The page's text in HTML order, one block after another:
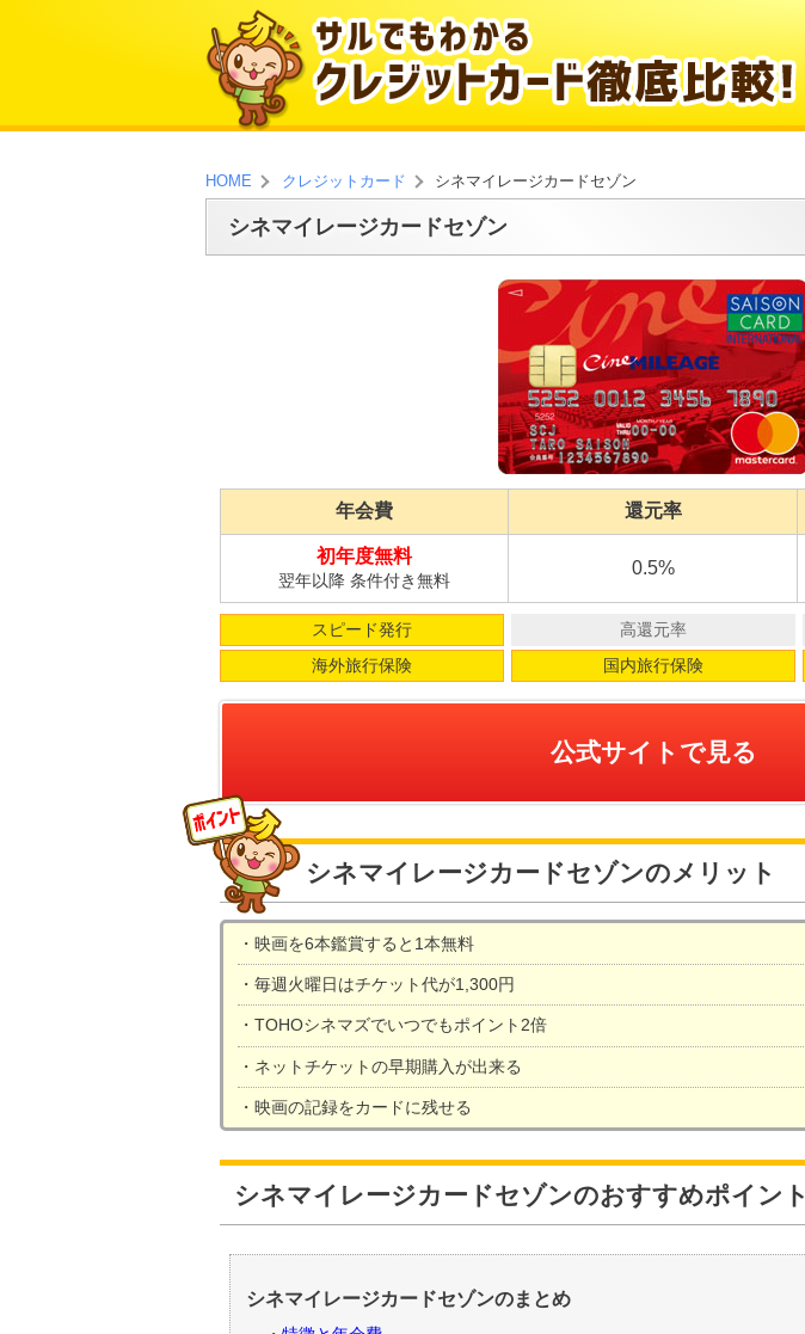
HOME クレジットカード シネマイレージカードセゾン
シネマイレージカードセゾン
年会費 還元率
初年度無料
翌年以降 条件付き無料
0.5%
スピード発行 高還元率
海外旅行保険
国内旅行保険
公式サイトで見る
シネマイレージカードセゾンのメリット
映画を6本鑑賞すると1本無料
毎週火曜日はチケット代が1,300円
TOHOシネマズでいつでもポイント2倍
ネットチケットの早期購入が出来る
映画の記録をカードに残せる
シネマイレージカードセゾンのおすすめポイント
シネマイレージカードセゾンのまとめ